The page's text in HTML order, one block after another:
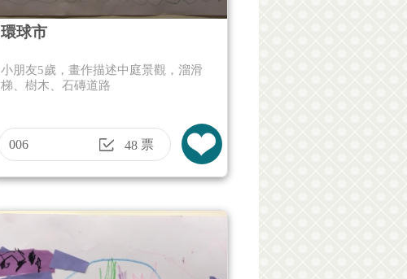
環球市
小朋友5歲，畫作描述中庭景觀，溜滑
梯、樹木、石磚道路
006 48票